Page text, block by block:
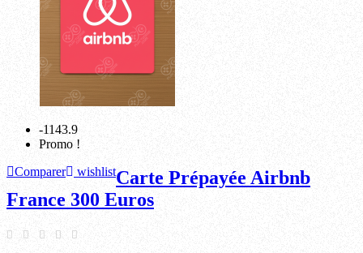
-1143.9
Promo !
Comparer
wishlistCarte Prépayée Airbnb
France 300 Euros